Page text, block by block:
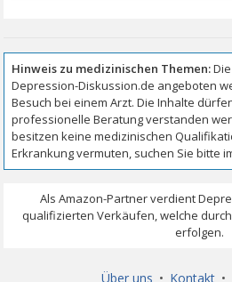
Über uns • Kontakt •